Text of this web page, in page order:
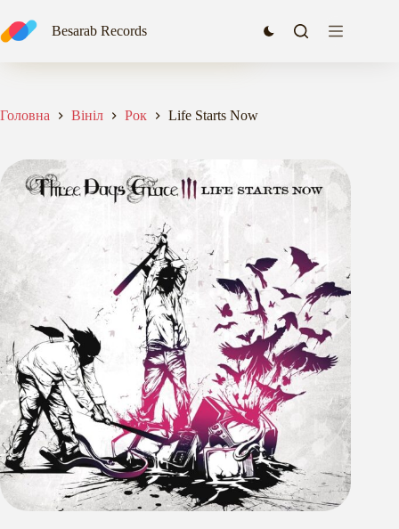
до
вмісту
2467,60₴
Додати в кошик
Besarab Records
Головна Вініл Рок Life Starts Now